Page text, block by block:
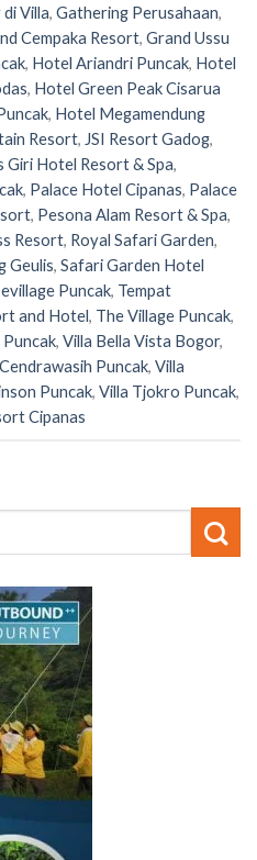
Villa, Gathering Perusahaan,
Cempaka Resort, Grand Ussu
, Hotel Ariandri Puncak, Hotel
, Hotel Green Peak Cisarua
, Hotel Megamendung
Resort, JSI Resort Gadog,
Giri Hotel Resort & Spa,
, Palace Hotel Cipanas, Palace
, Pesona Alam Resort & Spa,
Resort, Royal Safari Garden,
Geulis, Safari Garden Hotel
Puncak, Tempat
and Hotel, The Village Puncak,
, Villa Bella Vista Bogor,
Puncak, Villa
Puncak, Villa Tjokro Puncak,
Cipanas